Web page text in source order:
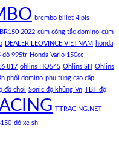
brembo billet 4 pis
2022 cùm công tắc domino cùm
DEALER LEOVINCE VIETNAM honda
độ 995tr Honda Vario 150cc
817 ohlins HO545 Ohlins SH Ohlins
phối domino phụ tùng cao cấp
đồ chơi Sonic độ khủng Vn TBT độ
TTRACING.NET
độ xe sh